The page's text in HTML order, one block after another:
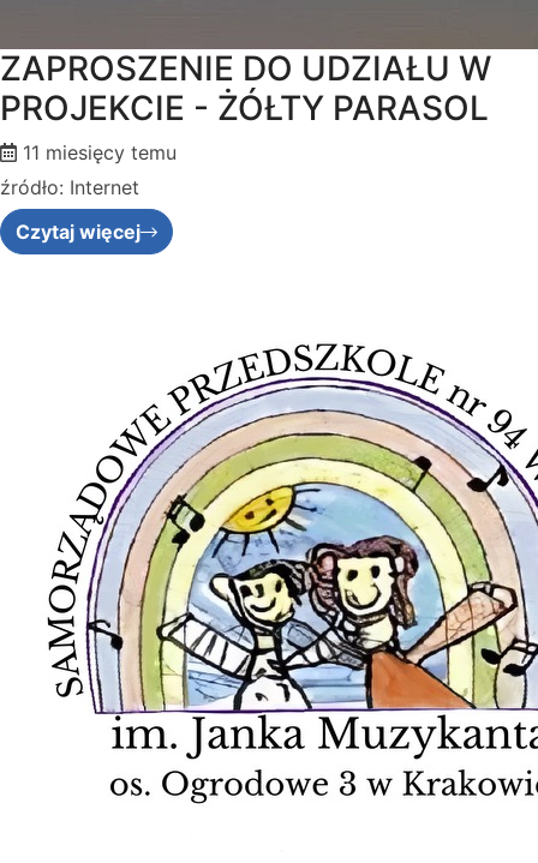
ZAPROSZENIE DO UDZIAŁU W
PROJEKCIE - ŻÓŁTY PARASOL
11 miesięcy temu
źródło: Internet
Czytaj więcej